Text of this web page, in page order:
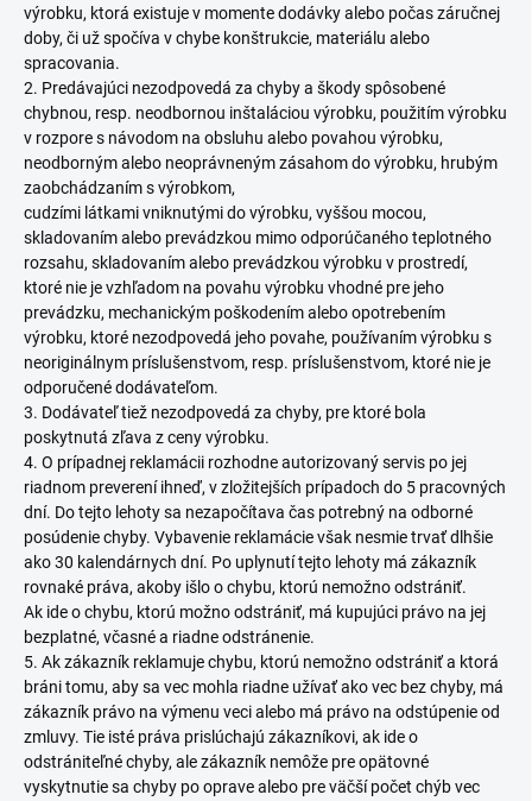
výrobku, ktorá existuje v momente dodávky alebo počas záručnej
doby, či už spočíva v chybe konštrukcie, materiálu alebo
spracovania.
2. Predávajúci nezodpovedá za chyby a škody spôsobené
chybnou, resp. neodbornou inštaláciou výrobku, použitím výrobku
v rozpore s návodom na obsluhu alebo povahou výrobku,
neodborným alebo neoprávneným zásahom do výrobku, hrubým
zaobchádzaním s výrobkom,
cudzími látkami vniknutými do výrobku, vyššou mocou,
skladovaním alebo prevádzkou mimo odporúčaného teplotného
rozsahu, skladovaním alebo prevádzkou výrobku v prostredí,
ktoré nie je vzhľadom na povahu výrobku vhodné pre jeho
prevádzku, mechanickým poškodením alebo opotrebením
výrobku, ktoré nezodpovedá jeho povahe, používaním výrobku s
neoriginálnym príslušenstvom, resp. príslušenstvom, ktoré nie je
odporučené dodávateľom.
3. Dodávateľ tiež nezodpovedá za chyby, pre ktoré bola
poskytnutá zľava z ceny výrobku.
4. O prípadnej reklamácii rozhodne autorizovaný servis po jej
riadnom preverení ihneď, v zložitejších prípadoch do 5 pracovných
dní. Do tejto lehoty sa nezapočítava čas potrebný na odborné
posúdenie chyby. Vybavenie reklamácie však nesmie trvať dlhšie
ako 30 kalendárnych dní. Po uplynutí tejto lehoty má zákazník
rovnaké práva, akoby išlo o chybu, ktorú nemožno odstrániť.
Ak ide o chybu, ktorú možno odstrániť, má kupujúci právo na jej
bezplatné, včasné a riadne odstránenie.
5. Ak zákazník reklamuje chybu, ktorú nemožno odstrániť a ktorá
bráni tomu, aby sa vec mohla riadne užívať ako vec bez chyby, má
zákazník právo na výmenu veci alebo má právo na odstúpenie od
zmluvy. Tie isté práva prislúchajú zákazníkovi, ak ide o
odstrániteľné chyby, ale zákazník nemôže pre opätovné
vyskytnutie sa chyby po oprave alebo pre väčší počet chýb vec